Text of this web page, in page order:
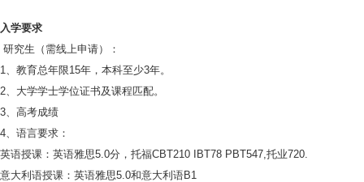
入学要求
研究生（需线上申请）：
1、教育总年限15年，本科至少3年。
2、大学学士学位证书及课程匹配。
3、高考成绩
4、语言要求：
英语授课：英语雅思5.0分，托福CBT210 IBT78 PBT547,托业720.
意大利语授课：英语雅思5.0和意大利语B1